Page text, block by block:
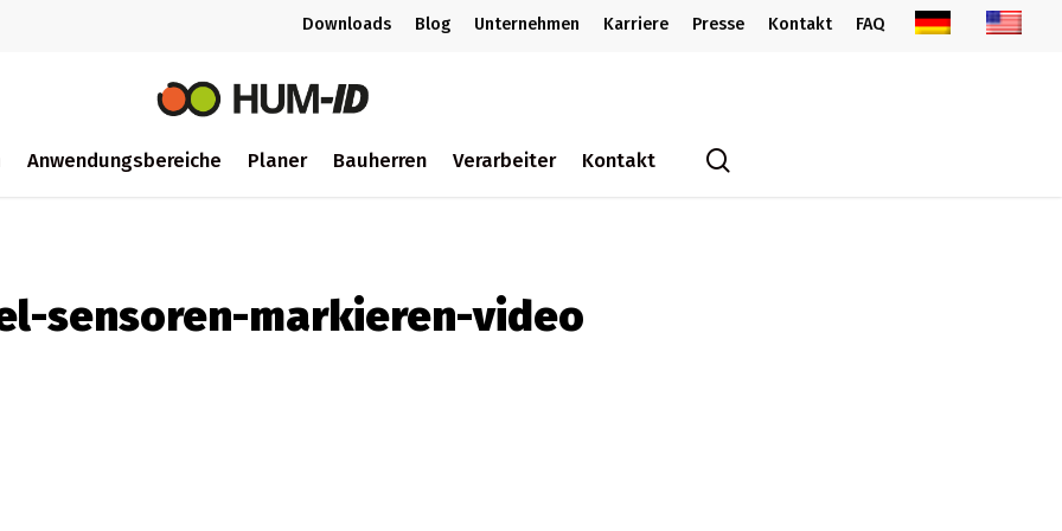
Downloads Blog Unternehmen Karriere Presse Kontakt FAQ
Anwendungsbereiche Planer Bauherren Verarbeiter Kontakt
sensoren-markieren-video